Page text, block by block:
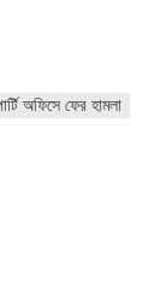
অফিসে ফের হামলা